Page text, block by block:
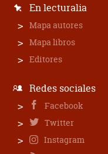
En lecturalia
Mapa autores
Mapa libros
Editores
Redes sociales
Facebook
Twitter
Instagram